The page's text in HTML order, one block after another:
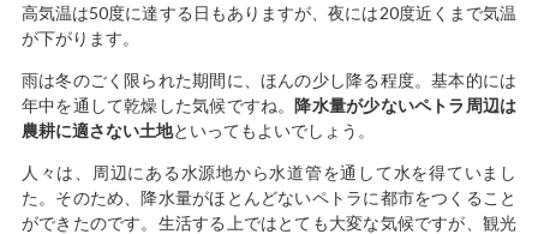
高気温は50度に達する日もありますが、夜には20度近くまで気温
が下がります。
雨は冬のごく限られた期間に、ほんの少し降る程度。基本的には
年中を通して乾燥した気候ですね。降水量が少ないペトラ周辺は
農耕に適さない土地といってもよいでしょう。
人々は、周辺にある水源地から水道管を通して水を得ていまし
た。そのため、降水量がほとんどないペトラに都市をつくること
ができたのです。生活する上ではとても大変な気候ですが、観光